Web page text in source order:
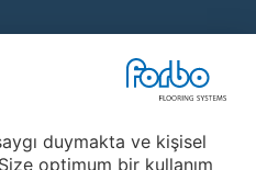
duymakta ve kişisel
optimum bir kullanım